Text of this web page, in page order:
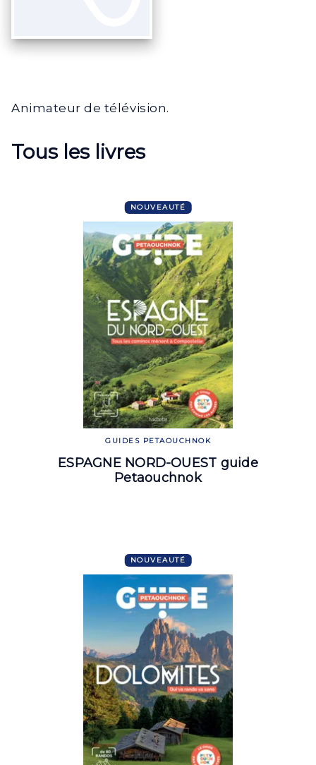
Animateur de télévision.
Tous les livres
NOUVEAUTÉ
GUIDES PETAOUCHNOK
ESPAGNE NORD-OUEST guide
Petaouchnok
NOUVEAUTÉ